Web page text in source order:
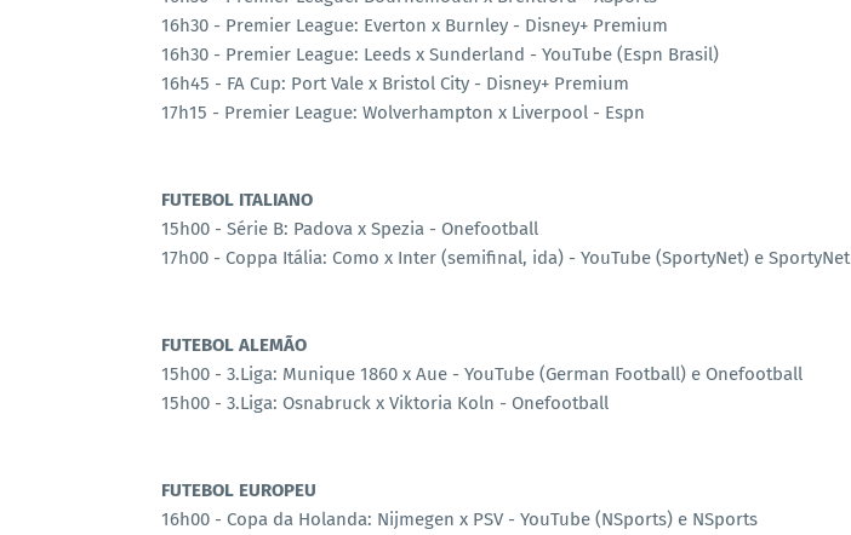
16h30 - Premier League: Everton x Burnley - Disney+ Premium
16h30 - Premier League: Leeds x Sunderland - YouTube (Espn Brasil)
16h45 - FA Cup: Port Vale x Bristol City - Disney+ Premium
17h15 - Premier League: Wolverhampton x Liverpool - Espn
FUTEBOL ITALIANO
15h00 - Série B: Padova x Spezia - Onefootball
17h00 - Coppa Itália: Como x Inter (semifinal, ida) - YouTube (SportyNet) e SportyNet
FUTEBOL ALEMÃO
15h00 - 3.Liga: Munique 1860 x Aue - YouTube (German Football) e Onefootball
15h00 - 3.Liga: Osnabruck x Viktoria Koln - Onefootball
FUTEBOL EUROPEU
16h00 - Copa da Holanda: Nijmegen x PSV - YouTube (NSports) e NSports